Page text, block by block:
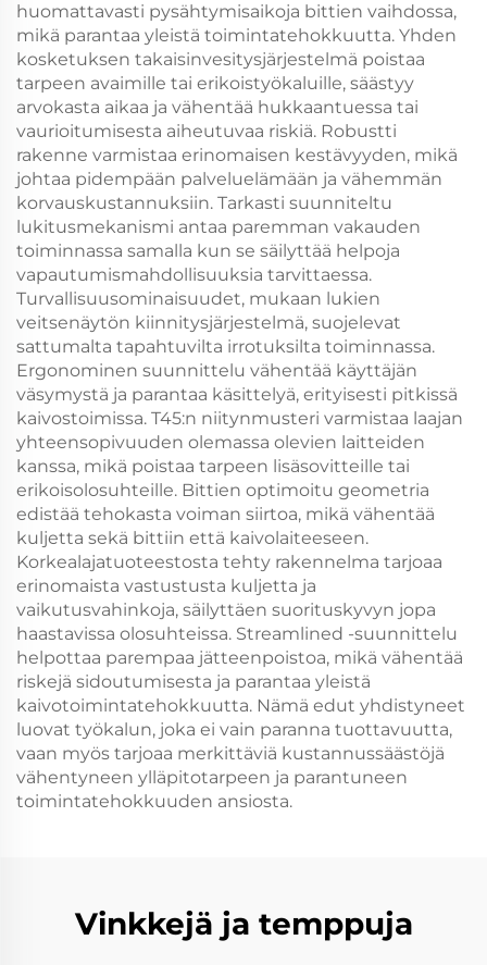
huomattavasti pysähtymisaikoja bittien vaihdossa,
mikä parantaa yleistä toimintatehokkuutta. Yhden
kosketuksen takaisinvesitysjärjestelmä poistaa
tarpeen avaimille tai erikoistyökaluille, säästyy
arvokasta aikaa ja vähentää hukkaantuessa tai
vaurioitumisesta aiheutuvaa riskiä. Robustti
rakenne varmistaa erinomaisen kestävyyden, mikä
johtaa pidempään palveluelämään ja vähemmän
korvauskustannuksiin. Tarkasti suunniteltu
lukitusmekanismi antaa paremman vakauden
toiminnassa samalla kun se säilyttää helpoja
vapautumismahdollisuuksia tarvittaessa.
Turvallisuusominaisuudet, mukaan lukien
veitsenäytön kiinnitysjärjestelmä, suojelevat
sattumalta tapahtuvilta irrotuksilta toiminnassa.
Ergonominen suunnittelu vähentää käyttäjän
väsymystä ja parantaa käsittelyä, erityisesti pitkissä
kaivostoimissa. T45:n niitynmusteri varmistaa laajan
yhteensopivuuden olemassa olevien laitteiden
kanssa, mikä poistaa tarpeen lisäsovitteille tai
erikoisolosuhteille. Bittien optimoitu geometria
edistää tehokasta voiman siirtoa, mikä vähentää
kuljetta sekä bittiin että kaivolaiteeseen.
Korkealajatuoteestosta tehty rakennelma tarjoaa
erinomaista vastustusta kuljetta ja
vaikutusvahinkoja, säilyttäen suorituskyvyn jopa
haastavissa olosuhteissa. Streamlined -suunnittelu
helpottaa parempaa jätteenpoistoa, mikä vähentää
riskejä sidoutumisesta ja parantaa yleistä
kaivotoimintatehokkuutta. Nämä edut yhdistyneet
luovat työkalun, joka ei vain paranna tuottavuutta,
vaan myös tarjoaa merkittäviä kustannussäästöjä
vähentyneen ylläpitotarpeen ja parantuneen
toimintatehokkuuden ansiosta.
Vinkkejä ja temppuja